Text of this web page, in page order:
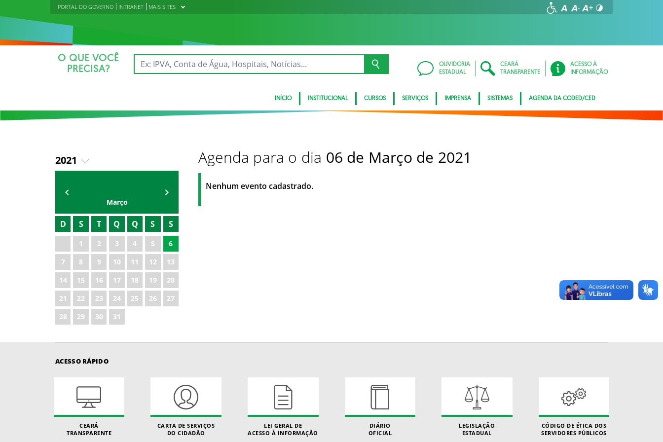
PORTAL DO GOVERNO INTRANET MAIS SITES
O QUE VOCÊ
PRECISA?
OUVIDORIA
ESTADUAL
CEARÁ
TRANSPARENTE
ACESSO À
INFORMAÇÃO
INÍCIO INSTITUCIONAL CURSOS SERVIÇOS IMPRENSA SISTEMAS AGENDA DA CODED/CED
2021
2019
2020
2022
2023
2024
2025
2026
Março
D S T Q Q S S
1 2 3 4 5
6
7
8 9 10 11 12
13
14
15 16 17 18 19
20
21
22 23 24 25 26
27
28
29 30 31
Agenda para o dia 06 de Março de 2021
Nenhum evento cadastrado.
ACESSO RÁPIDO
CEARÁ
TRANSPARENTE
CARTA DE SERVIÇOS
DO CIDADÃO
LEI GERAL DE
ACESSO À INFORMAÇÃO
DIÁRIO
OFICIAL
LEGISLAÇÃO
ESTADUAL
CÓDIGO DE ÉTICA DOS
SERVIDORES PÚBLICOS